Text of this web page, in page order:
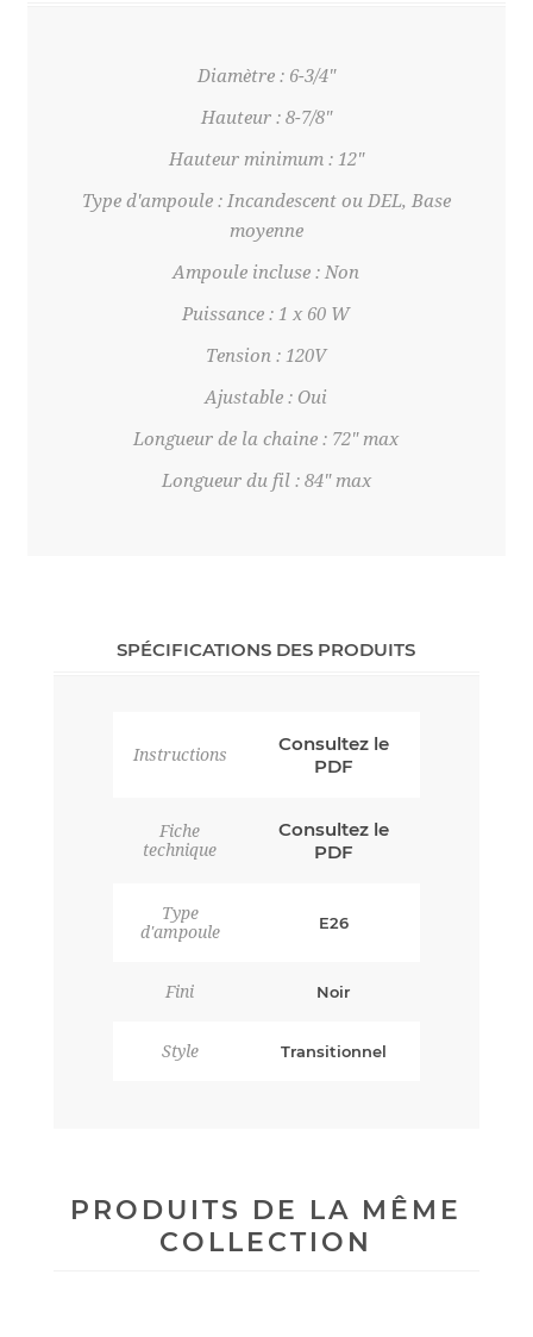
Diamètre : 6-3/4"
Hauteur : 8-7/8"
Hauteur minimum : 12"
Type d'ampoule : Incandescent ou DEL, Base
moyenne
Ampoule incluse : Non
Puissance : 1 x 60 W
Tension : 120V
Ajustable : Oui
Longueur de la chaine : 72" max
Longueur du fil : 84" max
SPÉCIFICATIONS DES PRODUITS
Instructions
Consultez le
PDF
Fiche
technique
Consultez le
PDF
Type
d'ampoule
E26
Fini Noir
Style Transitionnel
PRODUITS DE LA MÊME
COLLECTION